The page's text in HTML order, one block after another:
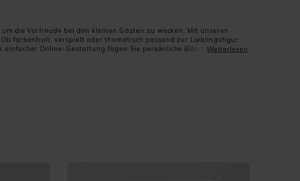
die Vorfreude bei den kleinen Gästen zu wecken. Mit unseren
farbenfroh, verspielt oder thematisch passend zur Lieblingsfigur
Online-Gestaltung fügen Sie persönliche Bilder, Namen
Weiterlesen